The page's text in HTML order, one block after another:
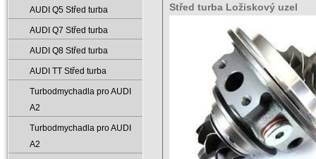
Střed turba Ložiskový uzel
AUDI Q5 Střed turba
AUDI Q7 Střed turba
AUDI Q8 Střed turba
AUDI TT Střed turba
Turbodmychadla pro AUDI
A2
Turbodmychadla pro AUDI
A2